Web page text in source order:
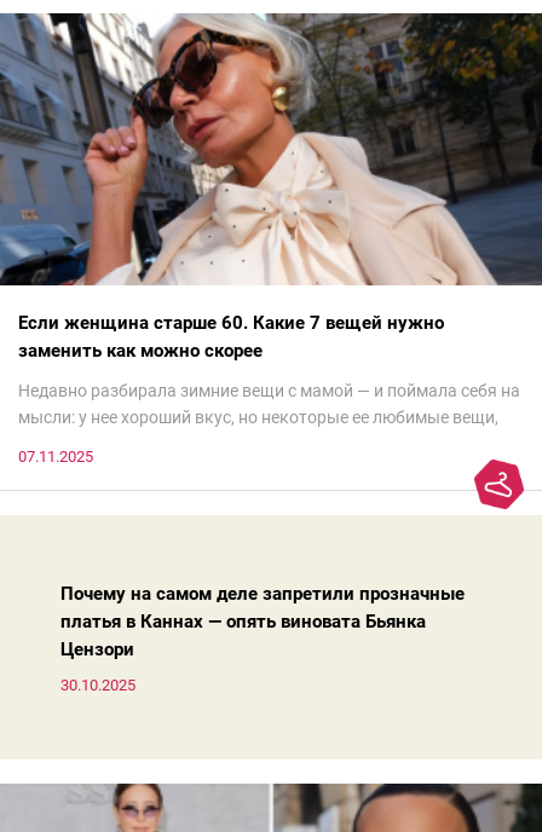
Если женщина старше 60. Какие 7 вещей нужно
заменить как можно скорее
Недавно разбирала зимние вещи с мамой — и поймала себя на
мысли: у нее хороший вкус, но некоторые ее любимые вещи,
моды. Вовсе нет.Проблема в том, что сама мода сделала шаг
07.11.2025
Почему на самом деле запретили прозначные
платья в Каннах — опять виновата Бьянка
Цензори
30.10.2025